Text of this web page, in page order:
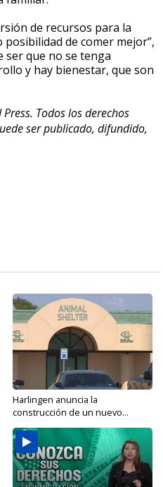
de recursos para la
de comer mejor”,
ser que no se tenga
y hay bienestar, que son
Todos los derechos
ser publicado, difundido,
Harlingen anuncia la
construcción de un nuevo...